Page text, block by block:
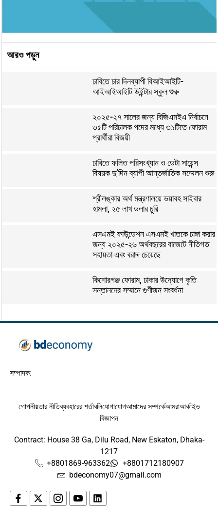
আরও পড়ুন
ঢাবিতে চার দিনব্যাপী বিআইআইটি-
আইআইআইটি উইন্টার স্কুল শুরু
২০২৫-২৭ সালের জন্য বিজিএমইএ নির্বাচনে
৩৫টি পরিচালক পদের মধ্যে ৩১টিতে ফোরাম
প্রার্থীরা বিজয়ী
ঢাবিতে ফলিত পরিসংখ্যান ও ডেটা সায়েন্স
বিষয়ক দু’দিন ব্যাপী আন্তর্জাতিক সম্মেলন শুরু
শ্রীলঙ্কার অর্থ মন্ত্রণালয়ে ভয়াবহ সাইবার
হামলা, ২৫ লাখ ডলার চুরি
এসএমই ফাউন্ডেশন এসএমই খাতকে চাঙ্গা করার
জন্য ২০২৫-২৬ অর্থবছরের বাজেটে নীতিগত
সহায়তা এবং বরাদ্দ চেয়েছে
কিশোরগঞ্জ ফোরাম, ঢাকার উদ্যোগে কৃতি
সন্তানদের সম্মানে গুণীজন সংবর্ধনা
সম্পাদক:
গোপনীয়তার নীতিব্যবহারের শর্তাবলিযোগাযোগআমাদের সম্পর্কেআমরাআর্কাইভ
বিজ্ঞাপন
Contract: House 38 Ga, Dilu Road, New Eskaton, Dhaka-
1217
+8801869-963362
+8801712180907
bdeconomy07@gmail.com